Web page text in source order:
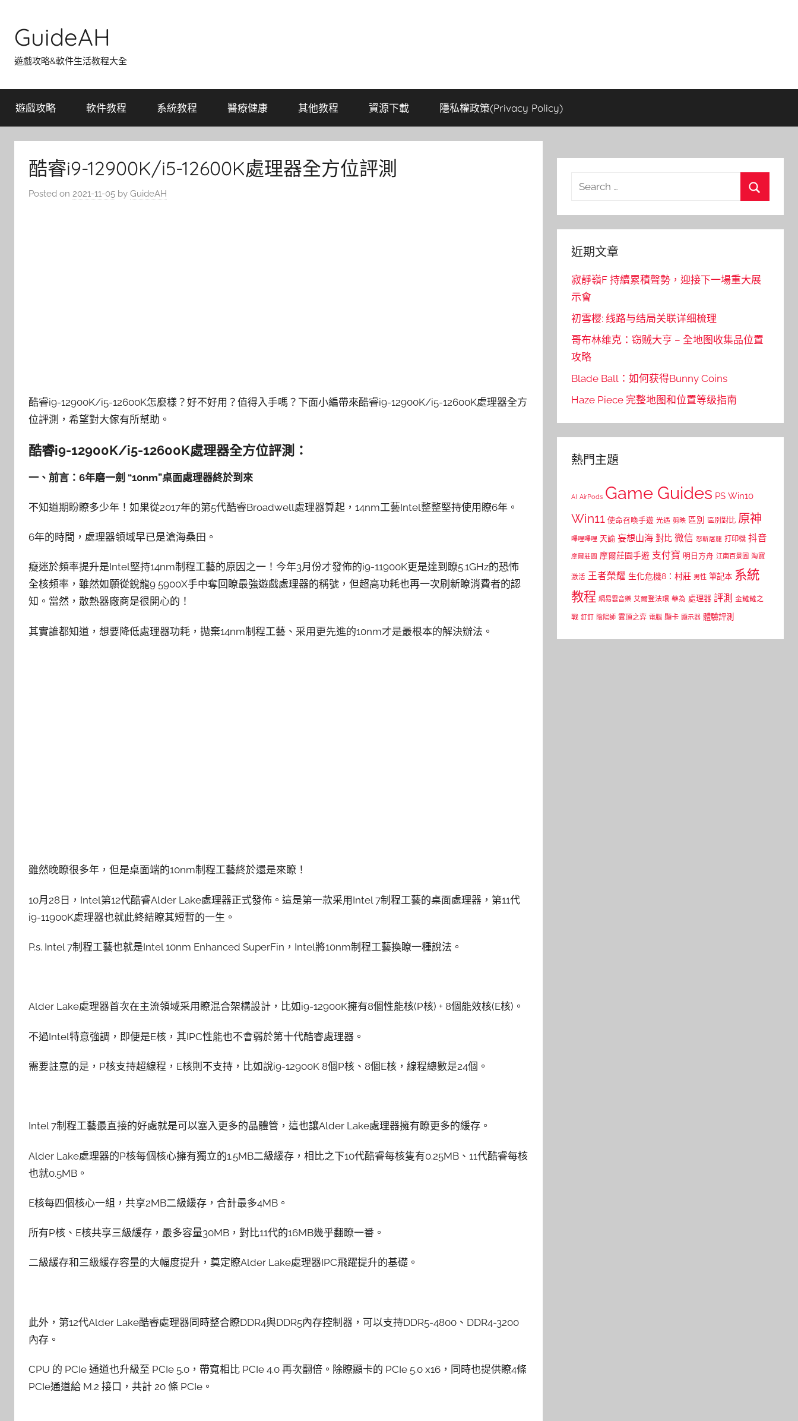
content
GuideAH
遊戲攻略&軟件生活教程大全
遊戲攻略 軟件教程 系統教程 醫療健康 其他教程 資源下載 隱私權政策(Privacy Policy)
酷睿i9-12900K/i5-12600K處理器全方位評測
Posted on 2021-11-05 by GuideAH
酷睿i9-12900K/i5-12600K怎麼樣？好不好用？值得入手嗎？下面小編帶來酷睿i9-12900K/i5-12600K處理器全方
位評測，希望對大傢有所幫助。
酷睿i9-12900K/i5-12600K處理器全方位評測：
一、前言：6年磨一劍 “10nm”桌面處理器終於到來
不知道期盼瞭多少年！如果從2017年的第5代酷睿Broadwell處理器算起，14nm工藝Intel整整堅持使用瞭6年。
6年的時間，處理器領域早已是滄海桑田。
癡迷於頻率提升是Intel堅持14nm制程工藝的原因之一！今年3月份才發佈的i9-11900K更是達到瞭5.1GHz的恐怖
全核頻率，雖然如願從銳龍9 5900X手中奪回瞭最強遊戲處理器的稱號，但超高功耗也再一次刷新瞭消費者的認
知。當然，散熱器廠商是很開心的！
其實誰都知道，想要降低處理器功耗，拋棄14nm制程工藝、采用更先進的10nm才是最根本的解決辦法。
雖然晚瞭很多年，但是桌面端的10nm制程工藝終於還是來瞭！
10月28日，Intel第12代酷睿Alder Lake處理器正式發佈。這是第一款采用Intel 7制程工藝的桌面處理器，第11代
i9-11900K處理器也就此終結瞭其短暫的一生。
P.s. Intel 7制程工藝也就是Intel 10nm Enhanced SuperFin，Intel將10nm制程工藝換瞭一種說法。
Alder Lake處理器首次在主流領域采用瞭混合架構設計，比如i9-12900K擁有8個性能核(P核) + 8個能效核(E核)。
不過Intel特意強調，即便是E核，其IPC性能也不會弱於第十代酷睿處理器。
需要註意的是，P核支持超線程，E核則不支持，比如說i9-12900K 8個P核、8個E核，線程總數是24個。
Intel 7制程工藝最直接的好處就是可以塞入更多的晶體管，這也讓Alder Lake處理器擁有瞭更多的緩存。
Alder Lake處理器的P核每個核心擁有獨立的1.5MB二級緩存，相比之下10代酷睿每核隻有0.25MB、11代酷睿每核
也就0.5MB。
E核每四個核心一組，共享2MB二級緩存，合計最多4MB。
所有P核、E核共享三級緩存，最多容量30MB，對比11代的16MB幾乎翻瞭一番。
二級緩存和三級緩存容量的大幅度提升，奠定瞭Alder Lake處理器IPC飛躍提升的基礎。
此外，第12代Alder Lake酷睿處理器同時整合瞭DDR4與DDR5內存控制器，可以支持DDR5-4800、DDR4-3200
內存。
CPU 的 PCIe 通道也升級至 PCIe 5.0，帶寬相比 PCIe 4.0 再次翻倍。除瞭顯卡的 PCIe 5.0 x16，同時也提供瞭4條
PCIe通道給 M.2 接口，共計 20 條 PCIe。
Search
近期文章
寂靜嶺F 持續累積聲勢，迎接下一場重大展
示會
初雪樱: 线路与结局关联详细梳理
哥布林维克：窃贼大亨 – 全地图收集品位置
攻略
Blade Ball：如何获得Bunny Coins
Haze Piece 完整地图和位置等级指南
熱門主題
AI AirPods Game Guides PS Win10
Win11 使命召喚手遊 光遇 剪映 區別 區別對比 原神
嗶哩嗶哩 天諭 妄想山海 對比 微信 怒斬屠龍 打印機 抖音
摩爾莊園 摩爾莊園手遊 支付寶 明日方舟 江南百景圖 淘寶
激活 王者榮耀 生化危機8：村莊 男性 筆記本 系統
教程 網易雲音樂 艾爾登法環 華為 處理器 評測 金鏟鏟之
戰 釘釘 陰陽師 雲頂之弈 電腦 顯卡 顯示器 體驗評測